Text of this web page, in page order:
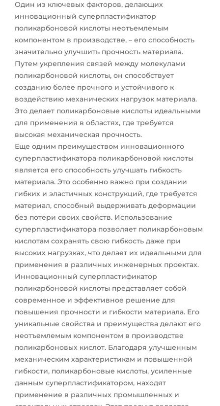
Один из ключевых факторов, делающих
инновационный суперпластификатор
поликарбоновой кислоты неотъемлемым
компонентом в производстве, – его способность
значительно улучшить прочность материала.
Путем укрепления связей между молекулами
поликарбоновой кислоты, он способствует
созданию более прочного и устойчивого к
воздействию механических нагрузок материала.
Это делает поликарбоновые кислоты идеальными
для применения в областях, где требуется
высокая механическая прочность.
Еще одним преимуществом инновационного
суперпластификатора поликарбоновой кислоты
является его способность улучшать гибкость
материала. Это особенно важно при создании
гибких и эластичных конструкций, где требуется
материал, способный выдерживать деформации
без потери своих свойств. Использование
суперпластификатора позволяет поликарбоновым
кислотам сохранять свою гибкость даже при
высоких нагрузках, что делает их идеальными для
применения в различных инженерных проектах.
Инновационный суперпластификатор
поликарбоновой кислоты представляет собой
современное и эффективное решение для
повышения прочности и гибкости материала. Его
уникальные свойства и преимущества делают его
неотъемлемым компонентом в производстве
поликарбоновых кислот. Благодаря улучшенным
механическим характеристикам и повышенной
гибкости, поликарбоновые кислоты, усиленные
данным суперпластификатором, находят
применение в различных промышленных и